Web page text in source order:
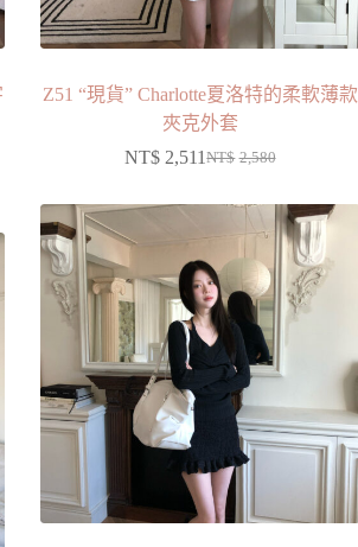
Z51 “現貨” Charlotte夏洛特的柔軟薄款
夾克外套
NT$ 2,580
NT$ 2,511